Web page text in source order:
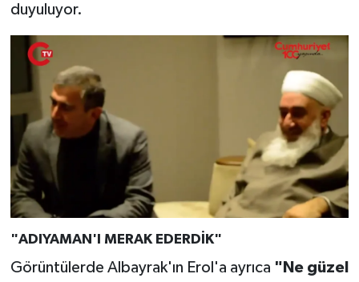
duyuluyor.
"ADIYAMAN'I MERAK EDERDİK"
Görüntülerde Albayrak'ın Erol'a ayrıca "Ne güzel